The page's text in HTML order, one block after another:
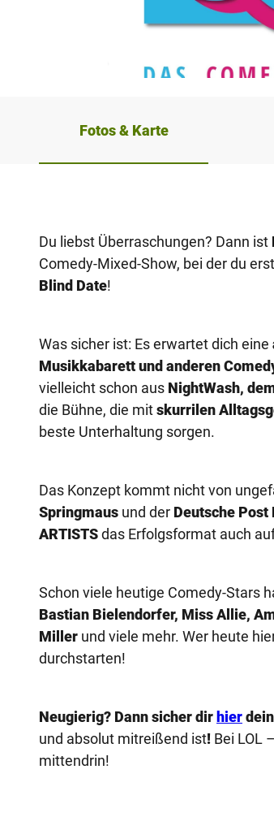
Fotos & Karte
Du liebst Überraschungen? Dann ist
Comedy-Mixed-Show, bei der du
Blind Date!
Was sicher ist: Es erwartet dich eine
Musikkabarett und anderen
vielleicht schon aus NightWash,
die Bühne, die mitskurrilen
beste Unterhaltung sorgen.
Das Konzept kommt nicht von
Springmaus und der Deutsche Post
ARTISTSdas Erfolgsformat auch
Schon viele heutige Comedy-Stars
Bastian Bielendorfer, Miss Allie,
Miller und viele mehr. Wer heute
durchstarten!
Neugierig? Dann sicher dirhier
und absolut mitreißend ist! Bei LOL
mittendrin!